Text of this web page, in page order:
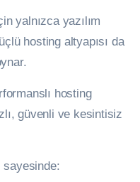
yalnızca yazılım
hosting altyapısı da
hosting
güvenli ve kesintisiz
sayesinde: